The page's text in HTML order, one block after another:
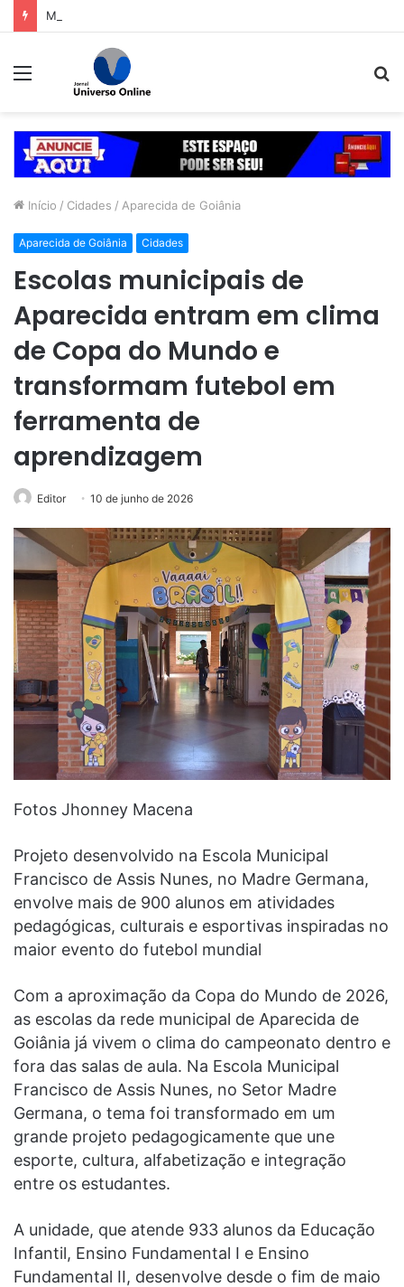
Menu
Início / Cidades / Aparecida de Goiânia
Aparecida de Goiânia Cidades
Escolas municipais de
Aparecida entram em clima
de Copa do Mundo e
transformam futebol em
ferramenta de
aprendizagem
Editor 10 de junho de 2026
Fotos Jhonney Macena
Projeto desenvolvido na Escola Municipal
Francisco de Assis Nunes, no Madre Germana,
envolve mais de 900 alunos em atividades
pedagógicas, culturais e esportivas inspiradas no
maior evento do futebol mundial
Com a aproximação da Copa do Mundo de 2026,
as escolas da rede municipal de Aparecida de
Goiânia já vivem o clima do campeonato dentro e
fora das salas de aula. Na Escola Municipal
Francisco de Assis Nunes, no Setor Madre
Germana, o tema foi transformado em um
grande projeto pedagogicamente que une
esporte, cultura, alfabetização e integração
entre os estudantes.
A unidade, que atende 933 alunos da Educação
Infantil, Ensino Fundamental I e Ensino
Fundamental II, desenvolve desde o fim de maio